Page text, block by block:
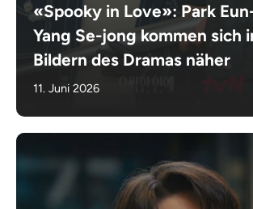
«Spooky in Love»: Park
Yang Se-jong kommen sich
Bildern des Dramas näher
11. Juni 2026